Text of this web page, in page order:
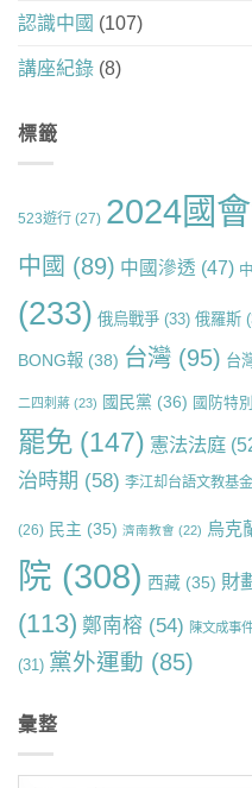
認識中國 (107)
講座紀錄 (8)
標籤
523遊行 (27) 2024國
中國 (89) 中國滲透 (47)
(233) 俄烏戰爭 (33) 俄羅斯
BONG報 (38) 台灣 (95) 台
二四刺蔣 (23) 國民黨 (36) 國防特
罷免 (147) 憲法法庭
治時期 (58) 李江却台語文教基
(26) 民主 (35) 濟南教會 (22) 烏克
院 (308) 西藏 (35) 財
(113) 鄭南榕 (54) 陳文成事
(31) 黨外運動 (85)
彙整